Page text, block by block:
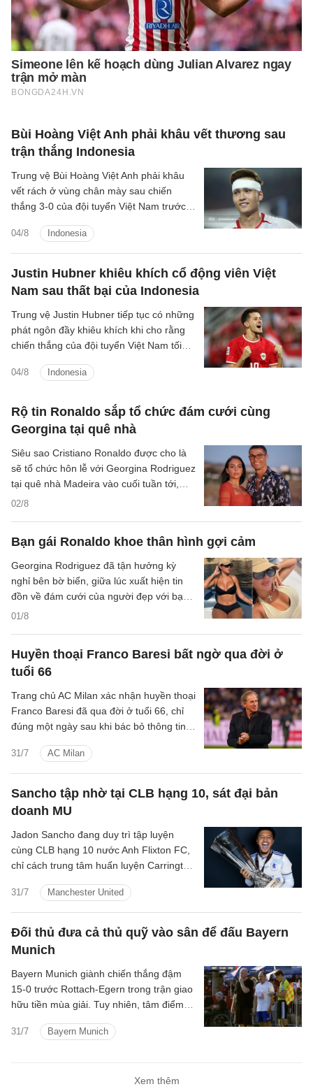
Bùi Hoàng Việt Anh phải khâu vết thương sau
trận thắng Indonesia
04/8 Indonesia
Trung vệ Bùi Hoàng Việt Anh phải khâu
vết rách ở vùng chân mày sau chiến
thắng 3-0 của đội tuyển Việt Nam trước
Justin Hubner khiêu khích cổ động viên Việt
Nam sau thất bại của Indonesia
04/8 Indonesia
Trung vệ Justin Hubner tiếp tục có những
phát ngôn đầy khiêu khích khi cho rằng
chiến thắng của đội tuyển Việt Nam tối
Rộ tin Ronaldo sắp tổ chức đám cưới cùng
Georgina tại quê nhà
02/8
Siêu sao Cristiano Ronaldo được cho là
sẽ tổ chức hôn lễ với Georgina Rodriguez
tại quê nhà Madeira vào cuối tuần tới,
khép lại gần một thập kỷ gắn bó.
Bạn gái Ronaldo khoe thân hình gợi cảm
01/8
Georgina Rodriguez đã tận hưởng kỳ
nghỉ bên bờ biển, giữa lúc xuất hiện tin
đồn về đám cưới của người đẹp với bạn
trai Cristiano Ronaldo.
Huyền thoại Franco Baresi bất ngờ qua đời ở
tuổi 66
31/7 AC Milan
Trang chủ AC Milan xác nhận huyền thoại
Franco Baresi đã qua đời ở tuổi 66, chỉ
đúng một ngày sau khi bác bỏ thông tin
Sancho tập nhờ tại CLB hạng 10, sát đại bản
doanh MU
31/7 Manchester United
Jadon Sancho đang duy trì tập luyện
cùng CLB hạng 10 nước Anh Flixton FC,
chỉ cách trung tâm huấn luyện Carrington
Đối thủ đưa cả thủ quỹ vào sân để đấu Bayern
Munich
31/7 Bayern Munich
Bayern Munich giành chiến thắng đậm
15-0 trước Rottach-Egern trong trận giao
hữu tiền mùa giải. Tuy nhiên, tâm điểm
Tám nước Đức khi họ tung chính thủ quỹ
Xem thêm